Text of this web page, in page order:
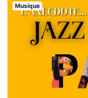
Musique